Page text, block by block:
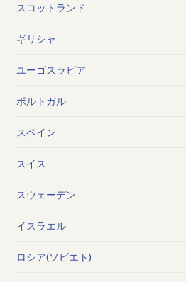
スコットランド
ギリシャ
ユーゴスラビア
ポルトガル
スペイン
スイス
スウェーデン
イスラエル
ロシア(ソビエト)